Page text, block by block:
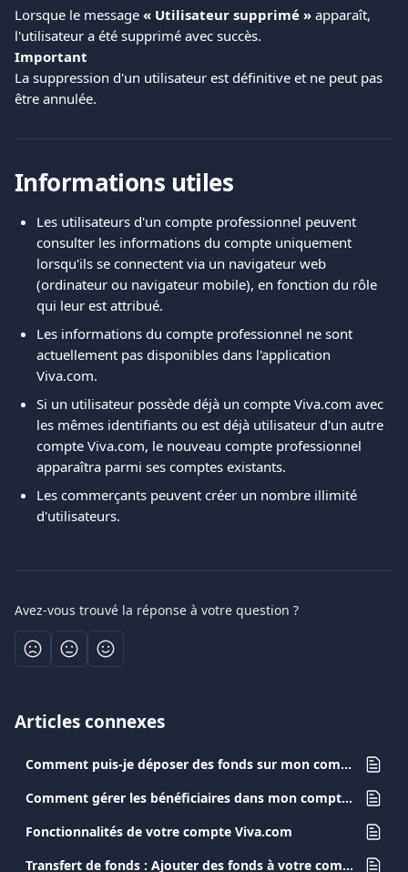
Lorsque le message « Utilisateur supprimé » apparaît,
l'utilisateur a été supprimé avec succès.
Important
La suppression d'un utilisateur est définitive et ne peut pas
être annulée.
Informations utiles
Les utilisateurs d'un compte professionnel peuvent
consulter les informations du compte uniquement
lorsqu'ils se connectent via un navigateur web
(ordinateur ou navigateur mobile), en fonction du rôle
qui leur est attribué.
Les informations du compte professionnel ne sont
actuellement pas disponibles dans l'application
Viva.com.
Si un utilisateur possède déjà un compte Viva.com avec
les mêmes identifiants ou est déjà utilisateur d'un autre
compte Viva.com, le nouveau compte professionnel
apparaîtra parmi ses comptes existants.
Les commerçants peuvent créer un nombre illimité
d'utilisateurs.
Avez-vous trouvé la réponse à votre question ?
Articles connexes
Comment puis-je déposer des fonds sur mon compte Viva.com account ?
Comment gérer les bénéficiaires dans mon compte Viva.com ?
Fonctionnalités de votre compte Viva.com
Transfert de fonds : Ajouter des fonds à votre compte Viva.com